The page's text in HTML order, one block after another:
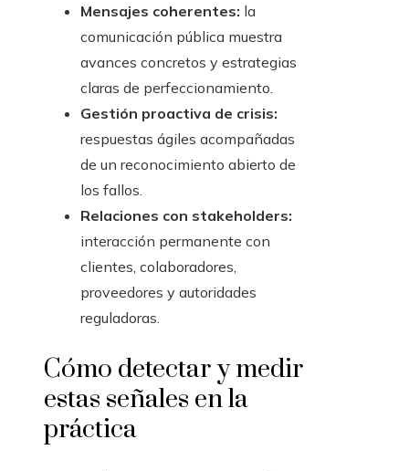
Mensajes coherentes: la
comunicación pública muestra
avances concretos y estrategias
claras de perfeccionamiento.
Gestión proactiva de crisis:
respuestas ágiles acompañadas
de un reconocimiento abierto de
los fallos.
Relaciones con stakeholders:
interacción permanente con
clientes, colaboradores,
proveedores y autoridades
reguladoras.
Cómo detectar y medir
estas señales en la
práctica